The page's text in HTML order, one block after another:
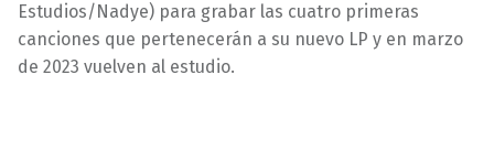
Estudios/Nadye) para grabar las cuatro primeras
canciones que pertenecerán a su nuevo LP y en marzo
de 2023 vuelven al estudio.